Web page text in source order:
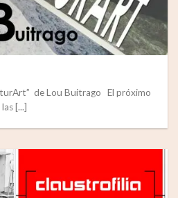
de Lou Buitrago El próximo
[...]